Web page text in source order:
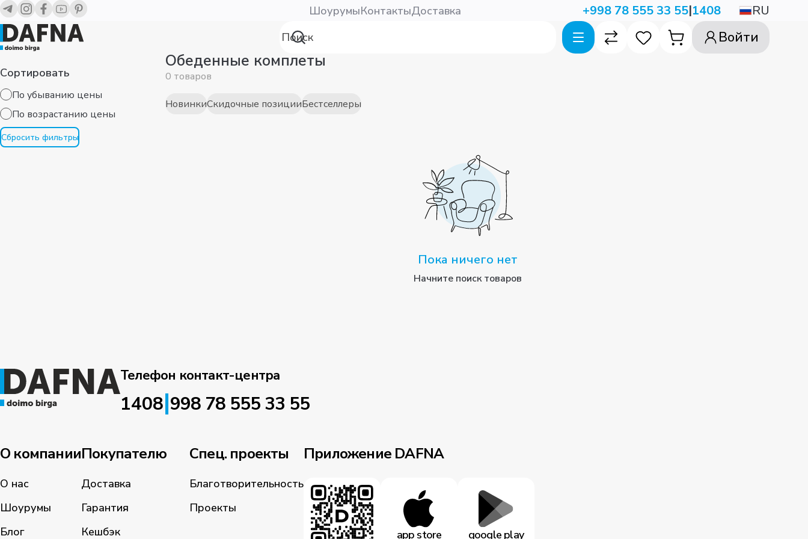
ШоурумыКонтактыДоставка +998 78 555 33 55|1408 RU
Войти
Сортировать
По убыванию цены
По возрaстанию цены
Сбросить фильтры
Обеденные комплеты
0 товаров
НовинкиСкидочные позицииБестселлеры
Пока ничего нет
Начните поиск товаров
Телефон контакт-центра
1408|998 78 555 33 55
О компании
О нас
Шоурумы
Блог
Покупателю
Доставка
Гарантия
Кешбэк
Спец. проекты
Благотворительность
Проекты
Приложение DAFNA
app store google play